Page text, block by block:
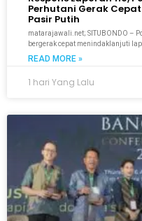
Perhutani Gerak
Pasir Putih
matarajawali.net; SITUBONDO –
bergerak cepat menindaklanjuti
READ MORE »
1 hari Yang Lalu